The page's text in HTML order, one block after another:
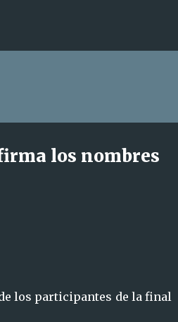
los nombres
los participantes de la final